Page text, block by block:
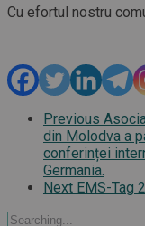
Cu efortul nostru
Previous
din Molodva a
conferinței
Germania.
Next EMS-Tag
Search